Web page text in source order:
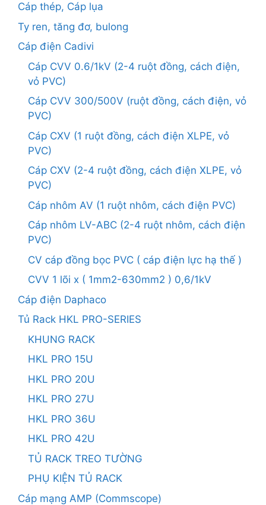
Cáp thép, Cáp lụa
Ty ren, tăng đơ, bulong
Cáp điện Cadivi
Cáp CVV 0.6/1kV (2-4 ruột đồng, cách điện,
vỏ PVC)
Cáp CVV 300/500V (ruột đồng, cách điện, vỏ
PVC)
Cáp CXV (1 ruột đồng, cách điện XLPE, vỏ
PVC)
Cáp CXV (2-4 ruột đồng, cách điện XLPE, vỏ
PVC)
Cáp nhôm AV (1 ruột nhôm, cách điện PVC)
Cáp nhôm LV-ABC (2-4 ruột nhôm, cách điện
PVC)
CV cáp đồng bọc PVC ( cáp điện lực hạ thế )
CVV 1 lõi x ( 1mm2-630mm2 ) 0,6/1kV
Cáp điện Daphaco
Tủ Rack HKL PRO-SERIES
KHUNG RACK
HKL PRO 15U
HKL PRO 20U
HKL PRO 27U
HKL PRO 36U
HKL PRO 42U
TỦ RACK TREO TƯỜNG
PHỤ KIỆN TỦ RACK
Cáp mạng AMP (Commscope)